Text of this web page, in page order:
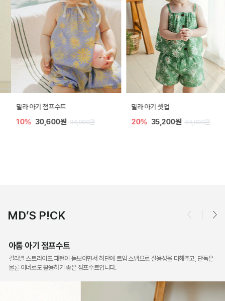
밀라 아기 점프수트
10% 30,600원 34,000원
밀라 아기 셋업
20% 35,200원 44,000원
MD’S P!CK
아롬 아기 점프수트
컬러별 스트라이프 패턴이 돋보이면서 하단에 트임 스냅으로 실용성을 더해주고, 단독은
물론 이너로도 활용하기 좋은 점프수트입니다.